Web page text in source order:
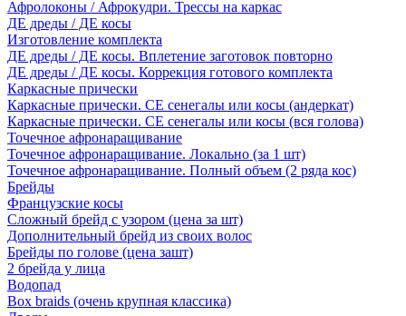
Афролоконы / Афрокудри. Трессы на каркас
ДЕ дреды / ДЕ косы
Изготовление комплекта
ДЕ дреды / ДЕ косы. Вплетение заготовок повторно
ДЕ дреды / ДЕ косы. Коррекция готового комплекта
Каркасные прически
Каркасные прически. СЕ сенегалы или косы (андеркат)
Каркасные прически. СЕ сенегалы или косы (вся голова)
Точечное афронаращивание
Точечное афронаращивание. Локально (за 1 шт)
Точечное афронаращивание. Полный объем (2 ряда кос)
Брейды
Французские косы
Сложный брейд с узором (цена за шт)
Дополнительный брейд из своих волос
Брейды по голове (цена зашт)
2 брейда у лица
Водопад
Box braids (очень крупная классика)